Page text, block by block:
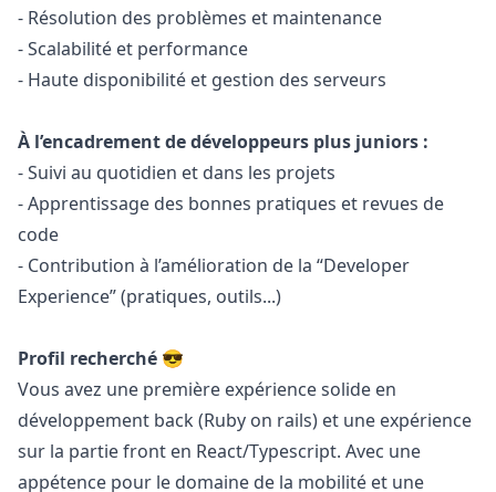
- Résolution des problèmes et maintenance
- Scalabilité et performance
- Haute disponibilité et gestion des serveurs
À l’encadrement de développeurs plus juniors :
- Suivi au quotidien et dans les projets
- Apprentissage des bonnes pratiques et revues de
code
- Contribution à l’amélioration de la “Developer
Experience” (pratiques, outils...)
Profil recherché 😎
Vous avez une première expérience solide en
développement back (Ruby on rails) et une expérience
sur la partie front en React/Typescript. Avec une
appétence pour le domaine de la mobilité et une